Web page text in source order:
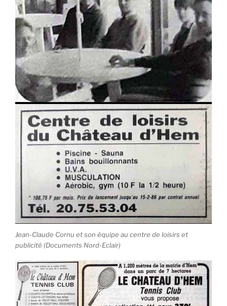
Jean-Claude Cornu et son équipe au centre de loisirs et
publicité (Documents Nord-Eclair)